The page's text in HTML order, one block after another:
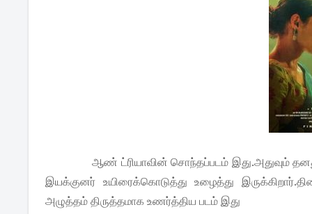
ஆண் ட்ரியாவின் சொந்தப்படம் இது.அதுவும்
இயக்குனர் உயிரைக்கொடுத்து உழைத்து
அழுத்தம் திருத்தமாக உணர்த்திய படம் இது